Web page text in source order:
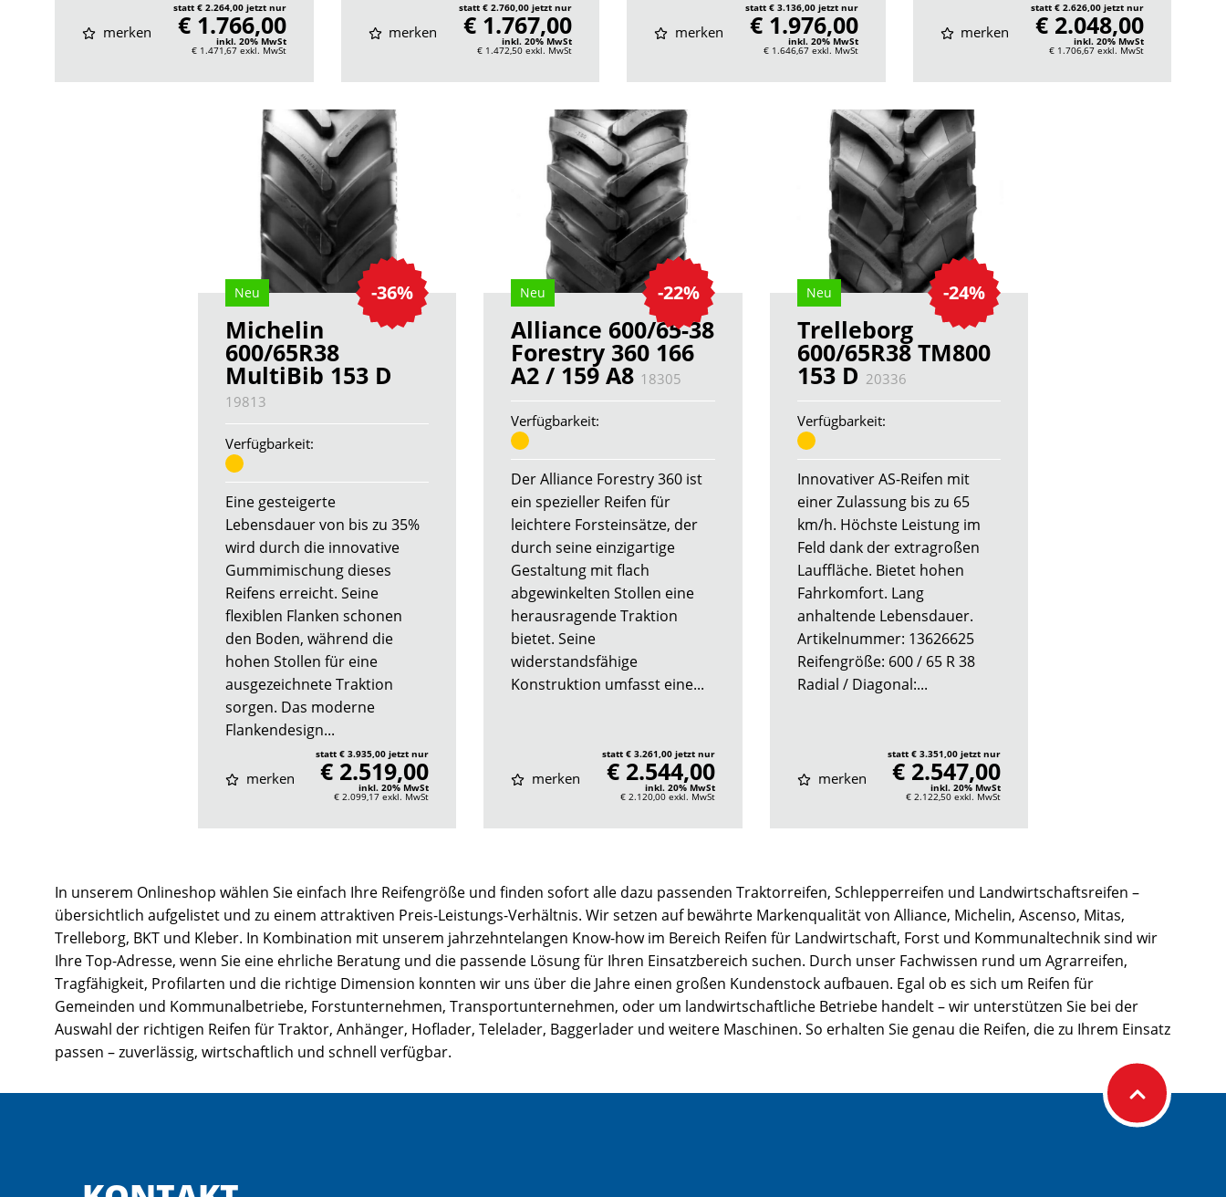
merken
statt € 2.264,00 jetzt nur
€ 1.766,00
inkl. 20% MwSt
€ 1.471,67 exkl. MwSt
merken
statt € 2.760,00 jetzt nur
€ 1.767,00
inkl. 20% MwSt
€ 1.472,50 exkl. MwSt
merken
statt € 3.136,00 jetzt nur
€ 1.976,00
inkl. 20% MwSt
€ 1.646,67 exkl. MwSt
merken
statt € 2.626,00 jetzt nur
€ 2.048,00
inkl. 20% MwSt
€ 1.706,67 exkl. MwSt
-36%
Neu
Michelin
600/65R38
MultiBib 153 D
19813
Verfügbarkeit:
Eine gesteigerte
Lebensdauer von bis zu 35%
wird durch die innovative
Gummimischung dieses
Reifens erreicht. Seine
flexiblen Flanken schonen
den Boden, während die
hohen Stollen für eine
ausgezeichnete Traktion
sorgen. Das moderne
Flankendesign...
merken
statt € 3.935,00 jetzt nur
€ 2.519,00
inkl. 20% MwSt
€ 2.099,17exkl. MwSt
-22%
Neu
Alliance 600/65-38
Forestry 360 166
A2 / 159 A8 18305
Verfügbarkeit:
Der Alliance Forestry 360 ist
ein spezieller Reifen für
leichtere Forsteinsätze, der
durch seine einzigartige
Gestaltung mit flach
abgewinkelten Stollen eine
herausragende Traktion
bietet. Seine
widerstandsfähige
Konstruktion umfasst eine...
merken
statt € 3.261,00 jetzt nur
€ 2.544,00
inkl. 20% MwSt
€ 2.120,00 exkl. MwSt
-24%
Neu
Trelleborg
600/65R38 TM800
153 D 20336
Verfügbarkeit:
Innovativer AS-Reifen mit
einer Zulassung bis zu 65
km/h. Höchste Leistung im
Feld dank der extragroßen
Lauffläche. Bietet hohen
Fahrkomfort. Lang
anhaltende Lebensdauer.
Artikelnummer: 13626625
Reifengröße: 600 / 65 R 38
Radial / Diagonal:...
merken
statt € 3.351,00 jetzt nur
€ 2.547,00
inkl. 20% MwSt
€ 2.122,50exkl. MwSt
In unserem Onlineshop wählen Sie einfach Ihre Reifengröße und finden sofort alle dazu passenden Traktorreifen, Schlepperreifen und Landwirtschaftsreifen –
übersichtlich aufgelistet und zu einem attraktiven Preis-Leistungs-Verhältnis. Wir setzen auf bewährte Markenqualität von Alliance, Michelin, Ascenso, Mitas,
Trelleborg, BKT und Kleber. In Kombination mit unserem jahrzehntelangen Know-how im Bereich Reifen für Landwirtschaft, Forst und Kommunaltechnik sind wir
Ihre Top-Adresse, wenn Sie eine ehrliche Beratung und die passende Lösung für Ihren Einsatzbereich suchen. Durch unser Fachwissen rund um Agrarreifen,
Tragfähigkeit, Profilarten und die richtige Dimension konnten wir uns über die Jahre einen großen Kundenstock aufbauen. Egal ob es sich um Reifen für
Gemeinden und Kommunalbetriebe, Forstunternehmen, Transportunternehmen, oder um landwirtschaftliche Betriebe handelt – wir unterstützen Sie bei der
Auswahl der richtigen Reifen für Traktor, Anhänger, Hoflader, Telelader, Baggerlader und weitere Maschinen. So erhalten Sie genau die Reifen, die zu Ihrem Einsatz
passen – zuverlässig, wirtschaftlich und schnell verfügbar.